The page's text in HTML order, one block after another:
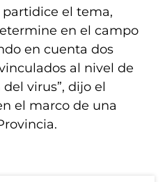
partidice el tema,
en el campo
en cuenta dos
al nivel de
virus”, dijo el
el marco de una